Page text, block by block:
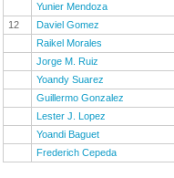
Yunier Mendoza
12
Daviel Gomez
Raikel Morales
Jorge M. Ruiz
Yoandy Suarez
Guillermo Gonzalez
Lester J. Lopez
Yoandi Baguet
Frederich Cepeda